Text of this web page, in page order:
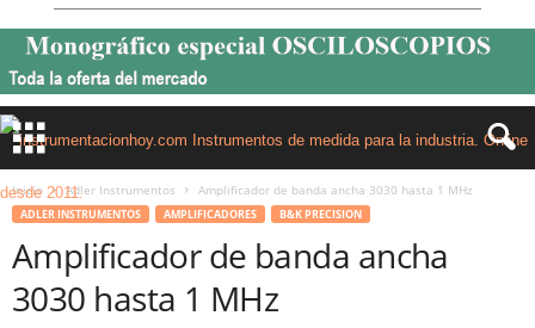
Inicio Adler Instrumentos Amplificador de banda ancha 3030 hasta 1 MHz
ADLER INSTRUMENTOS AMPLIFICADORES B&K PRECISION
Amplificador de banda ancha
3030 hasta 1 MHz